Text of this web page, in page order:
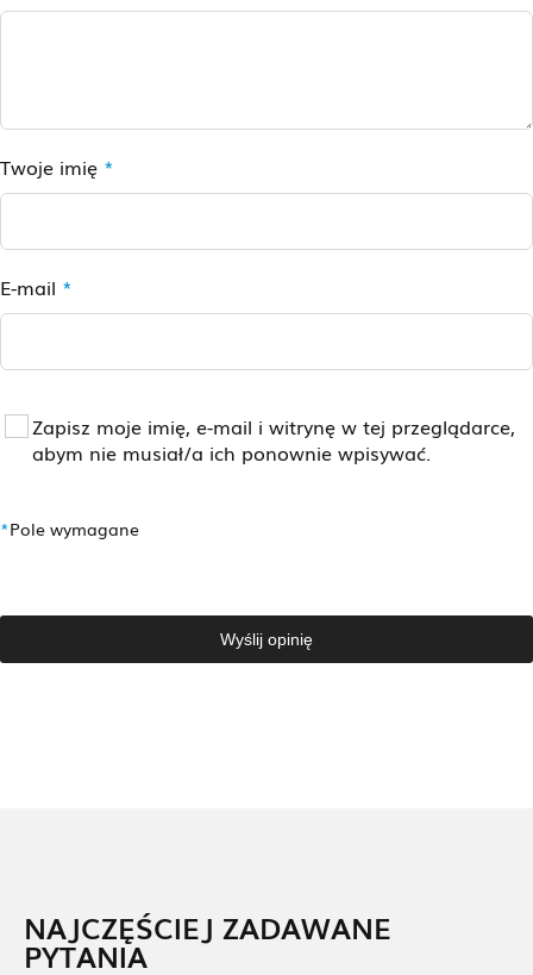
Twoje imię *
E-mail *
Zapisz moje imię, e-mail i witrynę w tej przeglądarce,
abym nie musiał/a ich ponownie wpisywać.
*Pole wymagane
Wyślij opinię
NAJCZĘŚCIEJ ZADAWANE
PYTANIA